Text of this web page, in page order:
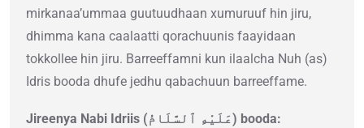
mirkanaa’ummaa guutuudhaan xumuruuf hin jiru,
dhimma kana caalaatti qorachuunis faayidaan
tokkollee hin jiru. Barreeffamni kun ilaalcha Nuh (as)
Idris booda dhufe jedhu qabachuun barreeffame.
Jireenya Nabi Idriis (عَلَيْهِ ٱلسَّلَامُ) booda: